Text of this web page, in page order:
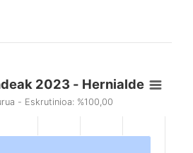
2023 - Hernialde
- Eskrutinioa: %100,00